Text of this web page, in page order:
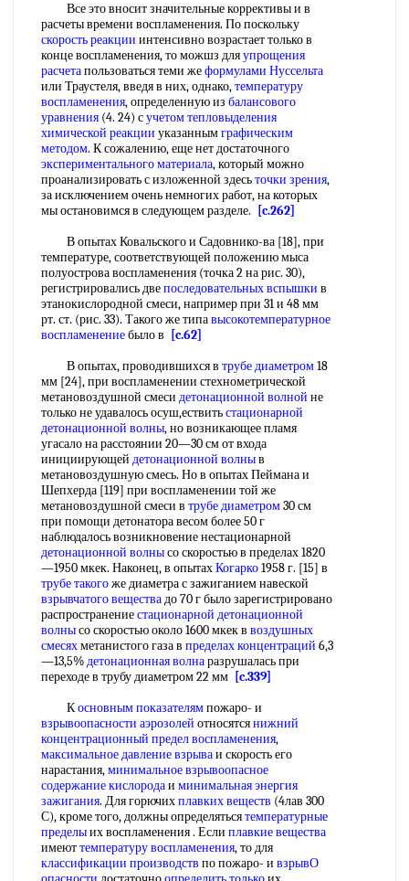
Все это вносит значительные коррективы и в
расчеты времени воспламенения. По поскольку
скорость реакции интенсивно возрастает только в
конце воспламенения, то можшз дляупрощения
расчетапользоваться теми жеформулами Нуссельта
или Траустеля, введя в них, однако,температуру
воспламенения, определенную из балансового
уравнения (4. 24) сучетом тепловыделения
химической реакции указаннымграфическим
методом. К сожалению, еще нет достаточного
экспериментального материала, который можно
проанализировать с изложенной здесьточки зрения,
за исключением очень немногих работ, на которых
мы остановимся в следующем разделе.
[c.262]
В опытах Ковальского и Садовнико-ва [18], при
температуре, соответствующей положению мыса
полуострова воспламенения (точка 2 на рис. 30),
регистрировались двепоследовательных вспышки в
этанокислородной смеси, например при 31 и 48 мм
рт. ст. (рис. 33). Такого же типавысокотемпературное
воспламенениебыло в
[c.62]
В опытах, проводившихся в трубе диаметром18
мм [24], при воспламенении стехнометрической
метановоздушной смеси детонационной волной не
только не удавалось осуш,ествитьстационарной
детонационной волны, но возникающее пламя
угасало на расстоянии 20—30 см от входа
инициирующей детонационной волныв
метановоздушную смесь. Но в опытах Пеймана и
Шепхерда [119] при воспламенении той же
метановоздушной смеси в трубе диаметром30 см
при помощи детонатора весом более 50 г
наблюдалось возникновение нестационарной
детонационной волнысо скоростью в пределах 1820
—1950 мкек. Наконец, в опытахКогарко1958 г. [15] в
трубе такогоже диаметра с зажиганием навеской
взрывчатого веществадо 70 г было зарегистрировано
распространениестационарной детонационной
волнысо скоростью около 1600 мкек в воздушных
смесяхметанистого газа в пределах концентраций 6,3
—13,5%детонационная волнаразрушалась при
переходе в трубу диаметром 22 мм [c.339]
Косновным показателямпожаро- и
взрывоопасности аэрозолей относятсянижний
концентрационный предел воспламенения,
максимальное давление взрываи скорость его
нарастания,минимальное взрывоопасное
содержание кислородаи минимальная энергия
зажигания. Для горючихплавких веществ (4лав 300
С), кроме того, должны определятьсятемпературные
пределыих воспламенения . Если плавкие вещества
имеюттемпературу воспламенения, то для
классификации производств по пожаро- и взрывО